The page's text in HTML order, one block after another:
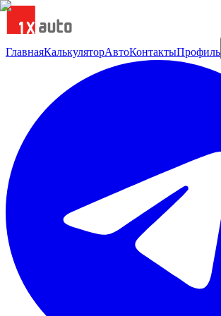
ГлавнаяКалькуляторАвтоКонтактыПрофиль